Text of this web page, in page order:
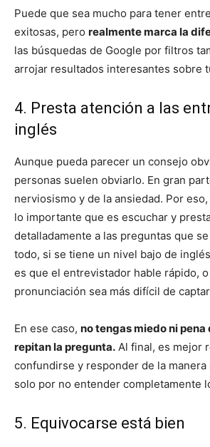
Puede que sea mucho para tener
exitosas, pero realmente marca la
las búsquedas de Google por filtros
arrojar resultados interesantes sobre
4. Presta atención a las
inglés
Aunque pueda parecer un consejo
personas suelen obviarlo. En gran
nerviosismo y de la ansiedad. Por
lo importante que es escuchar y
detalladamente a las preguntas que
todo, si se tiene un nivel bajo de
es que el entrevistador hable rápido,
pronunciación sea más difícil de
En ese caso, no tengas miedo ni pena
repitan la pregunta. Al final, es mejor
confundirse y responder de la manera
solo por no entender completamente
5. Equivocarse está bien